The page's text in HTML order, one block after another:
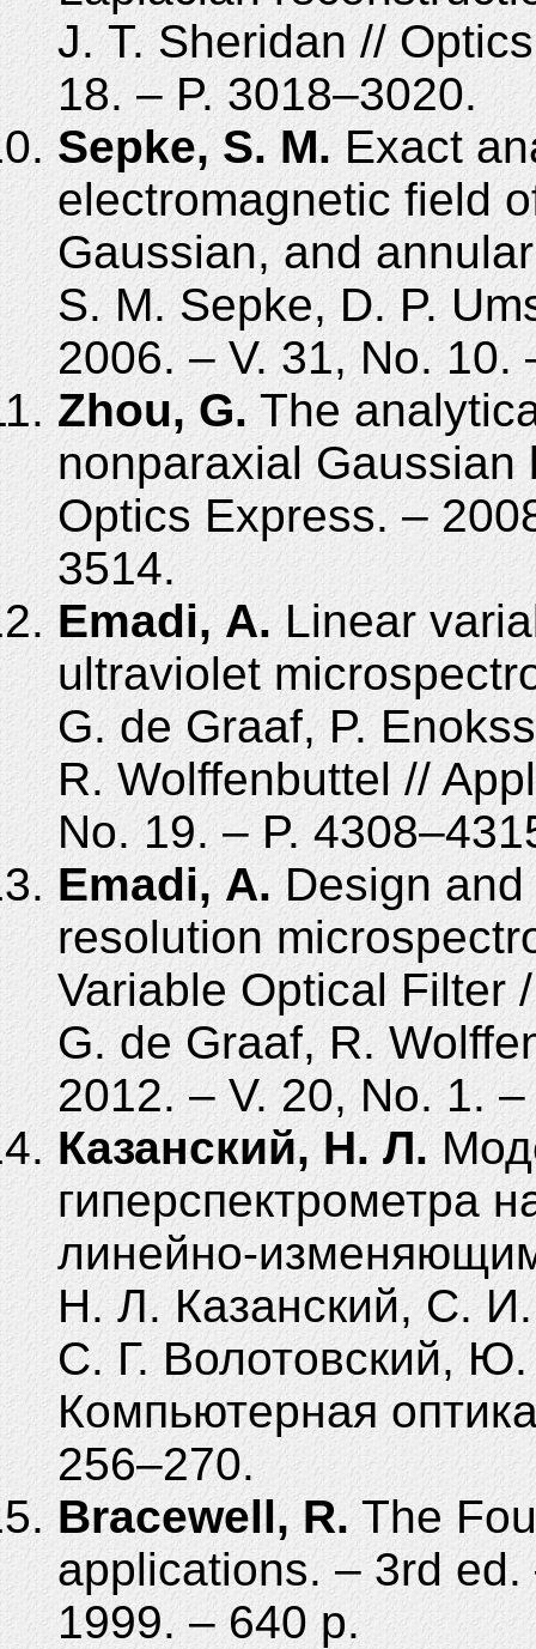
J. T. Sheridan //
18. – P. 3018–3020.
Sepke, S. M.Exact
electromagnetic field
Gaussian, and
S. M. Sepke, D. P.
2006. – V. 31, No. 10.
Zhou, G.The
nonparaxial
Optics Express. –
3514.
Emadi, A.Linear
ultraviolet
G. de Graaf, P.
R. Wolffenbuttel //
No. 19. – P.
Emadi, A.Design and
resolution
Variable Optical Filter
G. de Graaf, R.
2012. – V. 20, No. 1.
Казанский, Н. Л.
гиперспектрометра
линейно-
Н. Л. Казанский, С.
С. Г. Волотовский,
Компьютерная
256–270.
Bracewell, R.The
applications. – 3rd
1999. – 640 p.